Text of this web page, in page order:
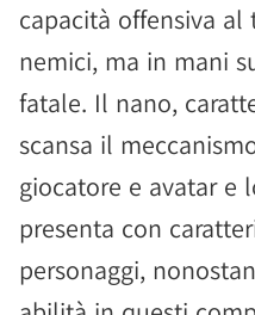
capacità offensiva al
nemici, ma in mani
fatale. Il nano,
scansa il
giocatore e avatar e
presenta con
personaggi,